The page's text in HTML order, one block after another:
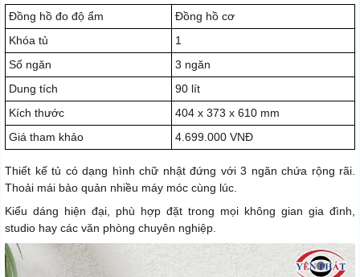
Đồng hồ đo độ ẩm
Đồng hồ cơ
Khóa tủ
1
Số ngăn
3 ngăn
Dung tích
90 lít
Kích thước
404 x 373 x 610 mm
Giá tham khảo
4.699.000 VNĐ
Thiết kế tủ có dạng hình chữ nhật đứng với 3 ngăn chứa rộng rãi.
Thoải mái bảo quản nhiều máy móc cùng lúc.
Kiểu dáng hiện đại, phù hợp đặt trong mọi không gian gia đình,
studio hay các văn phòng chuyên nghiệp.